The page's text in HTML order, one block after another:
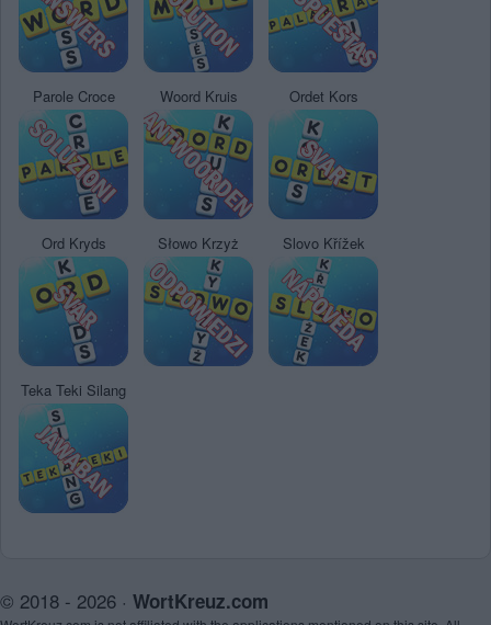
Parole Croce Woord Kruis Ordet Kors
Ord Kryds Słowo Krzyż Slovo Křížek
Teka Teki Silang
© 2018 - 2026 · WortKreuz.com